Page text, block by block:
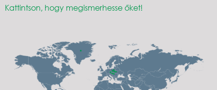
Kattintson, hogy megismerhesse őket!